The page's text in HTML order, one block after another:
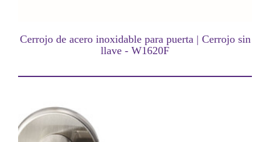
Cerrojo de acero inoxidable para puerta | Cerrojo sin
llave - W1620F